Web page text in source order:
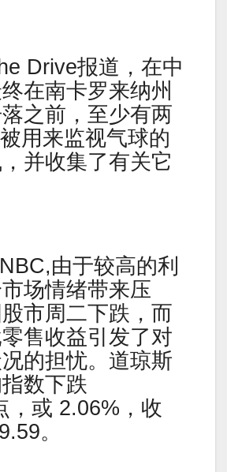
Drive报道，在中
在南卡罗来纳州
之前，至少有两
用来监视气球的
并收集了有关它
由于较高的利
场情绪带来压
市周二下跌，而
售收益引发了对
的担忧。道琼斯
数下跌
，或 2.06%，收
。